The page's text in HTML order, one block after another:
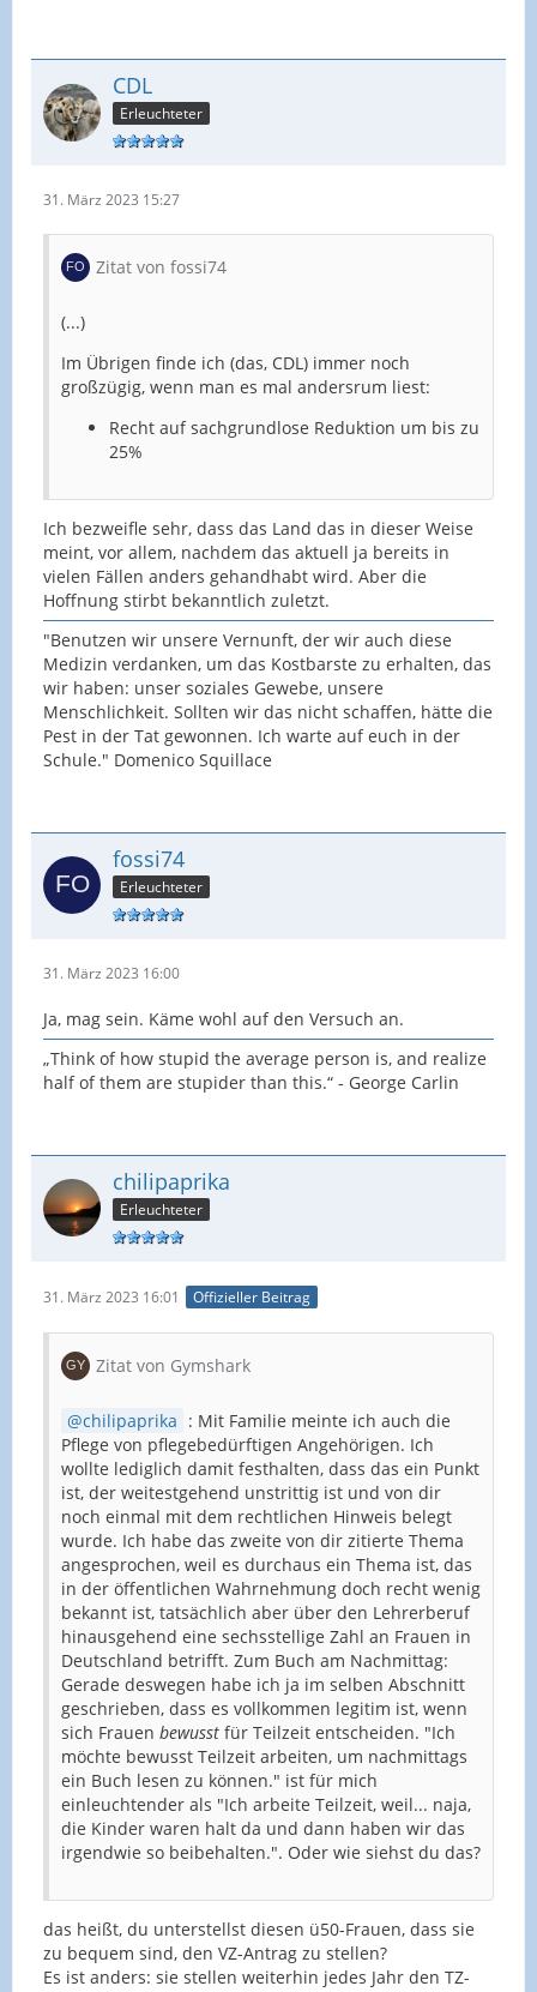
CDL
Erleuchteter
31. März 2023 15:27
Zitat von fossi74
(...)
Im Übrigen finde ich (das, CDL) immer noch
großzügig, wenn man es mal andersrum liest:
Recht auf sachgrundlose Reduktion um bis zu
25%
Ich bezweifle sehr, dass das Land das in dieser Weise
meint, vor allem, nachdem das aktuell ja bereits in
vielen Fällen anders gehandhabt wird. Aber die
Hoffnung stirbt bekanntlich zuletzt.
"Benutzen wir unsere Vernunft, der wir auch diese
Medizin verdanken, um das Kostbarste zu erhalten, das
wir haben: unser soziales Gewebe, unsere
Menschlichkeit. Sollten wir das nicht schaffen, hätte die
Pest in der Tat gewonnen. Ich warte auf euch in der
Schule." Domenico Squillace
fossi74
Erleuchteter
31. März 2023 16:00
Ja, mag sein. Käme wohl auf den Versuch an.
„Think of how stupid the average person is, and realize
half of them are stupider than this.“ - George Carlin
chilipaprika
Erleuchteter
31. März 2023 16:01 Offizieller Beitrag
Zitat von Gymshark
chilipaprika : Mit Familie meinte ich auch die
Pflege von pflegebedürftigen Angehörigen. Ich
wollte lediglich damit festhalten, dass das ein Punkt
ist, der weitestgehend unstrittig ist und von dir
noch einmal mit dem rechtlichen Hinweis belegt
wurde. Ich habe das zweite von dir zitierte Thema
angesprochen, weil es durchaus ein Thema ist, das
in der öffentlichen Wahrnehmung doch recht wenig
bekannt ist, tatsächlich aber über den Lehrerberuf
hinausgehend eine sechsstellige Zahl an Frauen in
Deutschland betrifft. Zum Buch am Nachmittag:
Gerade deswegen habe ich ja im selben Abschnitt
geschrieben, dass es vollkommen legitim ist, wenn
sich Frauen bewusst für Teilzeit entscheiden. "Ich
möchte bewusst Teilzeit arbeiten, um nachmittags
ein Buch lesen zu können." ist für mich
einleuchtender als "Ich arbeite Teilzeit, weil... naja,
die Kinder waren halt da und dann haben wir das
irgendwie so beibehalten.". Oder wie siehst du das?
das heißt, du unterstellst diesen ü50-Frauen, dass sie
zu bequem sind, den VZ-Antrag zu stellen?
Es ist anders: sie stellen weiterhin jedes Jahr den TZ-